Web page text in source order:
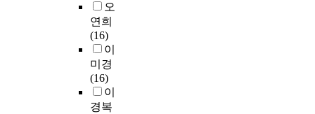
오
연희
(16)
이
미경
(16)
이
경복